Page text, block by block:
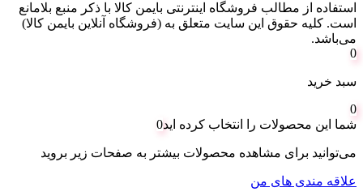
استفاده از مطالب فروشگاه اینترنتی بایمن کالا با ذکر منبع بلامانع
است. کليه حقوق اين سايت متعلق به (فروشگاه آنلاین بایمن کالا)
می‌باشد.
0
سبد خرید
0
شما این محصولات را انتخاب کرده اید0
می‌توانید برای مشاهده محصولات بیشتر به صفحات زیر بروید
علاقه مندی های من